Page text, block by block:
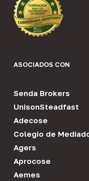
ASOCIADOS CON
Senda Brokers
UnisonSteadfast
Adecose
Colegio de
Agers
Aprocose
Aemes